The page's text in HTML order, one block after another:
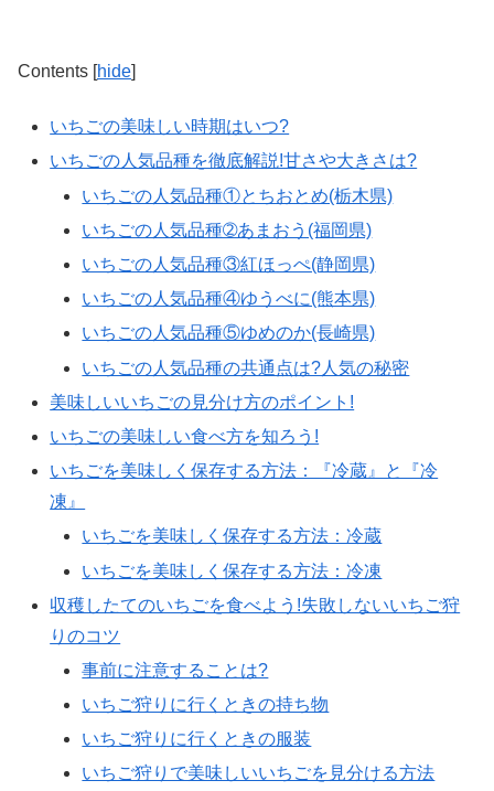
Contents [hide]
いちごの美味しい時期はいつ?
いちごの人気品種を徹底解説!甘さや大きさは?
いちごの人気品種①とちおとめ(栃木県)
いちごの人気品種➁あまおう(福岡県)
いちごの人気品種③紅ほっぺ(静岡県)
いちごの人気品種④ゆうべに(熊本県)
いちごの人気品種⑤ゆめのか(長崎県)
いちごの人気品種の共通点は?人気の秘密
美味しいいちごの見分け方のポイント!
いちごの美味しい食べ方を知ろう!
いちごを美味しく保存する方法：『冷蔵』と『冷
凍』
いちごを美味しく保存する方法：冷蔵
いちごを美味しく保存する方法：冷凍
収穫したてのいちごを食べよう!失敗しないいちご狩
りのコツ
事前に注意することは?
いちご狩りに行くときの持ち物
いちご狩りに行くときの服装
いちご狩りで美味しいいちごを見分ける方法